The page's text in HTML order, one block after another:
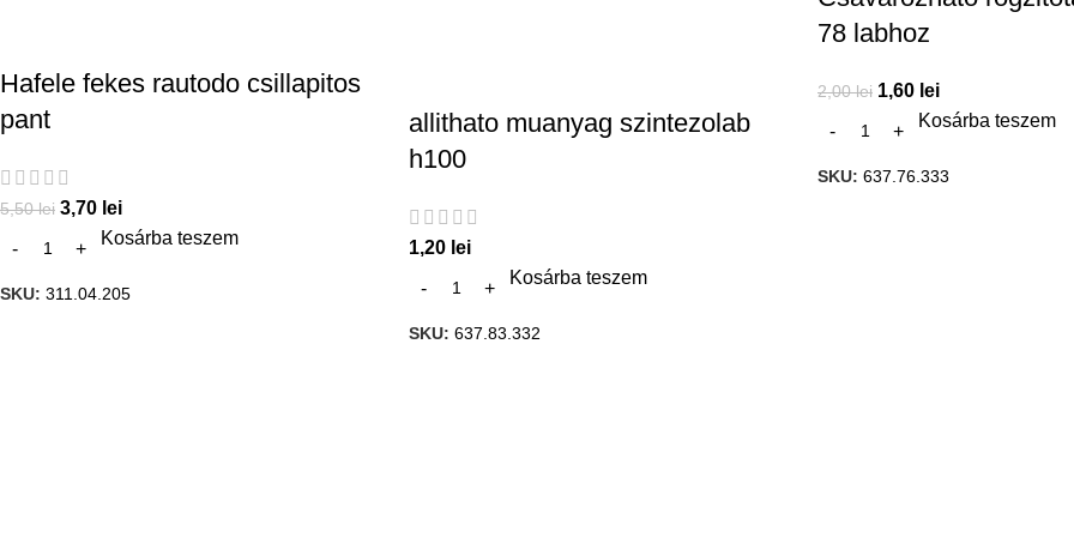
Hafele fekes rautodo csillapitos
pant
5,50lei 3,70 lei
Kosárba teszem
SKU: 311.04.205
allithato muanyag szintezolab
h100
1,20 lei
Kosárba teszem
SKU: 637.83.332
78 labhoz
2,00lei 1,60 lei
Kosárba teszem
SKU: 637.76.333